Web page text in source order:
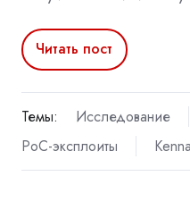
Читать пост
Темы: Исследование
PoC-эксплоиты